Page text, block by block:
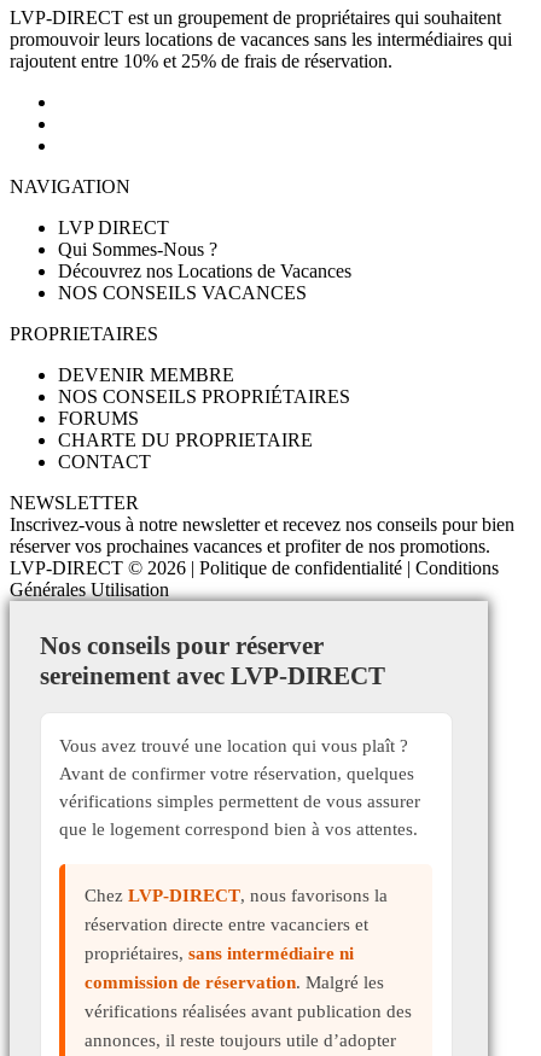
LVP-DIRECT est un groupement de propriétaires qui souhaitent
promouvoir leurs locations de vacances sans les intermédiaires qui
rajoutent entre 10% et 25% de frais de réservation.
NAVIGATION
LVP DIRECT
Qui Sommes-Nous ?
Découvrez nos Locations de Vacances
NOS CONSEILS VACANCES
PROPRIETAIRES
DEVENIR MEMBRE
NOS CONSEILS PROPRIÉTAIRES
FORUMS
CHARTE DU PROPRIETAIRE
CONTACT
NEWSLETTER
Inscrivez-vous à notre newsletter et recevez nos conseils pour bien
réserver vos prochaines vacances et profiter de nos promotions.
LVP-DIRECT © 2026 | Politique de confidentialité | Conditions
Générales Utilisation
Nos conseils pour réserver
sereinement avec LVP-DIRECT
Vous avez trouvé une location qui vous plaît ?
Avant de confirmer votre réservation, quelques
vérifications simples permettent de vous assurer
que le logement correspond bien à vos attentes.
Chez LVP-DIRECT, nous favorisons la
réservation directe entre vacanciers et
propriétaires, sans intermédiaire ni
commission de réservation. Malgré les
vérifications réalisées avant publication des
annonces, il reste toujours utile d’adopter